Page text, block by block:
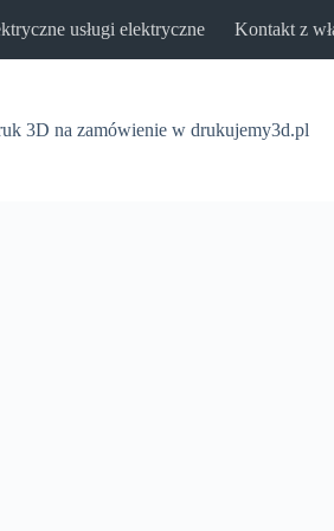
usługi elektryczne Kontakt z
3D na zamówienie w drukujemy3d.pl